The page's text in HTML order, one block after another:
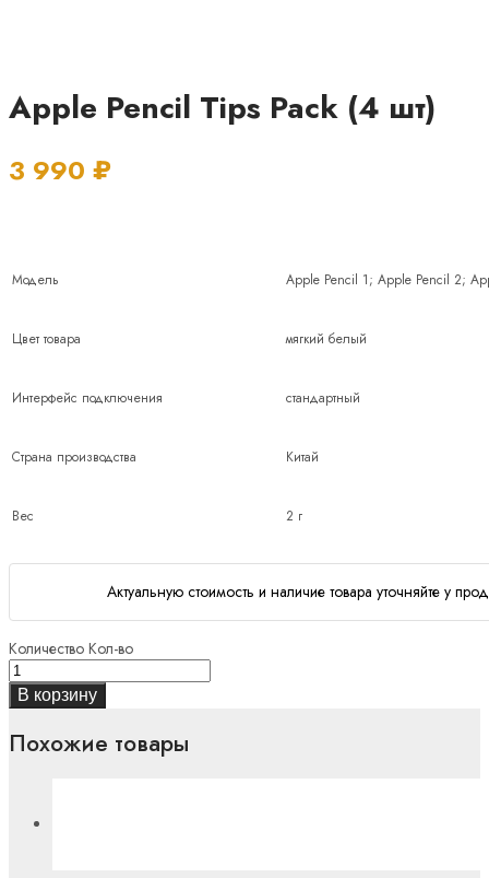
Apple Pencil Tips Pack (4 шт)
3 990 ₽
Модель Apple Pencil 1; Apple Pencil 2;
Цвет товара мягкий белый
Интерфейс подключения стандартный
Страна производства Китай
Вес 2 г
Актуальную стоимость и наличие товара уточняйте у
Количество Кол-во
В корзину
Похожие товары